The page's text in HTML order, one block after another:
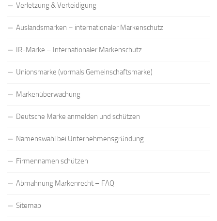
Verletzung & Verteidigung
Auslandsmarken – internationaler Markenschutz
IR-Marke – Internationaler Markenschutz
Unionsmarke (vormals Gemeinschaftsmarke)
Markenüberwachung
Deutsche Marke anmelden und schützen
Namenswahl bei Unternehmensgründung
Firmennamen schützen
Abmahnung Markenrecht – FAQ
Sitemap